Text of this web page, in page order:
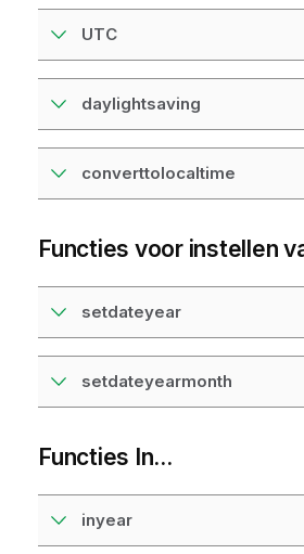
UTC
daylightsaving
converttolocaltime
Functies voor instellen
setdateyear
setdateyearmonth
Functies In...
inyear